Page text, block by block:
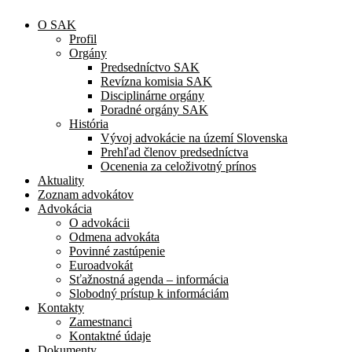
O SAK
Profil
Orgány
Predsedníctvo SAK
Revízna komisia SAK
Disciplinárne orgány
Poradné orgány SAK
História
Vývoj advokácie na území Slovenska
Prehľad členov predsedníctva
Ocenenia za celoživotný prínos
Aktuality
Zoznam advokátov
Advokácia
O advokácii
Odmena advokáta
Povinné zastúpenie
Euroadvokát
Sťažnostná agenda – informácia
Slobodný prístup k informáciám
Kontakty
Zamestnanci
Kontaktné údaje